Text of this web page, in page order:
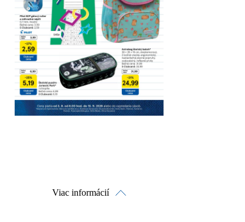
Detaily platnosti
Viac informácií